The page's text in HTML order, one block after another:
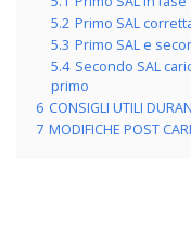
5.2 Primo SAL
5.3 Primo SAL e
5.4 Secondo SAL
primo
6 CONSIGLI UTILI
7 MODIFICHE POST